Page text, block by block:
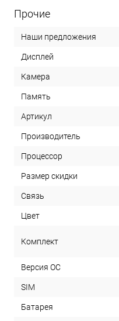
Прочие
Наши предложения
Дисплей
Камера
Память
Артикул
Производитель
Процессор
Размер скидки
Связь
Цвет
Комплект
Версия ОС
SIM
Батарея